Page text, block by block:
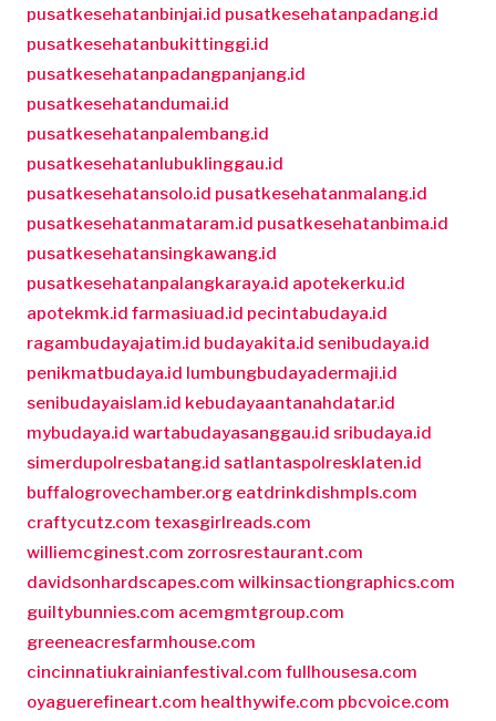
pusatkesehatanbinjai.id pusatkesehatanpadang.id
pusatkesehatanbukittinggi.id
pusatkesehatanpadangpanjang.id
pusatkesehatandumai.id
pusatkesehatanpalembang.id
pusatkesehatanlubuklinggau.id
pusatkesehatansolo.id pusatkesehatanmalang.id
pusatkesehatanmataram.id pusatkesehatanbima.id
pusatkesehatansingkawang.id
pusatkesehatanpalangkaraya.id apotekerku.id
apotekmk.id farmasiuad.id pecintabudaya.id
ragambudayajatim.id budayakita.id senibudaya.id
penikmatbudaya.id lumbungbudayadermaji.id
senibudayaislam.id kebudayaantanahdatar.id
mybudaya.id wartabudayasanggau.id sribudaya.id
simerdupolresbatang.id satlantaspolresklaten.id
buffalogrovechamber.org eatdrinkdishmpls.com
craftycutz.com texasgirlreads.com
williemcginest.com zorrosrestaurant.com
davidsonhardscapes.com wilkinsactiongraphics.com
guiltybunnies.com acemgmtgroup.com
greeneacresfarmhouse.com
cincinnatiukrainianfestival.com fullhousesa.com
oyaguerefineart.com healthywife.com pbcvoice.com